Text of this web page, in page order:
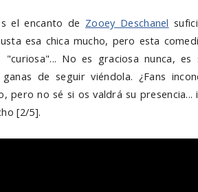
el encanto de Zooey Deschanel
esa chica mucho, pero esta
"curiosa"... No es graciosa nunca,
de seguir viéndola. ¿Fans
pero no sé si os valdrá su presencia...
[2/5].